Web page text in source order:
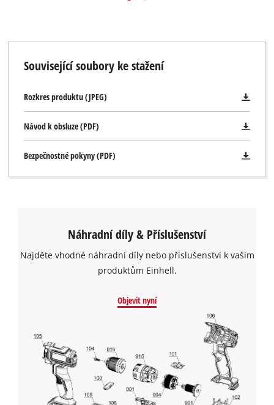
Související soubory ke stažení
Rozkres produktu (JPEG)
Návod k obsluze (PDF)
Bezpečnostné pokyny (PDF)
Náhradní díly & Příslušenství
Najděte vhodné náhradní díly nebo příslušenství k vašim
produktům Einhell.
Objevit nyní